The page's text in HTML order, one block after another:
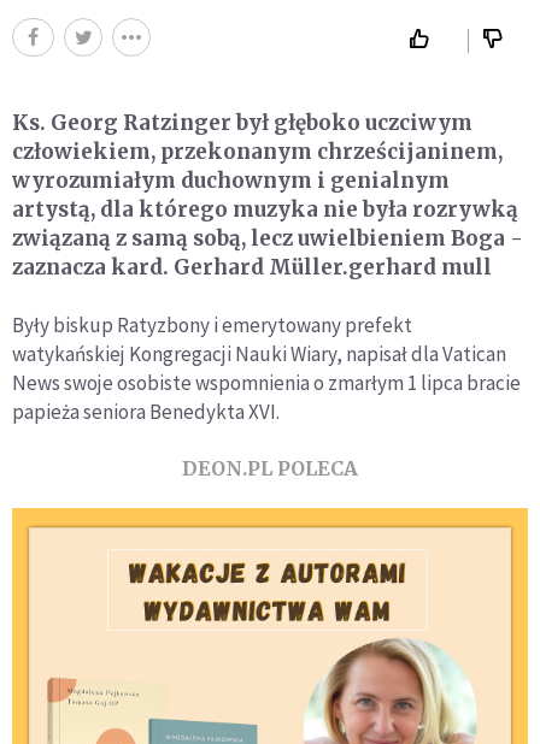
Ks. Georg Ratzinger był głęboko uczciwym
człowiekiem, przekonanym chrześcijaninem,
wyrozumiałym duchownym i genialnym
artystą, dla którego muzyka nie była rozrywką
związaną z samą sobą, lecz uwielbieniem Boga -
zaznacza kard. Gerhard Müller.gerhard mull
Były biskup Ratyzbony i emerytowany prefekt
watykańskiej Kongregacji Nauki Wiary, napisał dla Vatican
News swoje osobiste wspomnienia o zmarłym 1 lipca bracie
papieża seniora Benedykta XVI.
DEON.PL POLECA